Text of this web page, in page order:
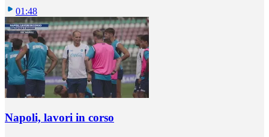
01:48
Napoli, lavori in corso